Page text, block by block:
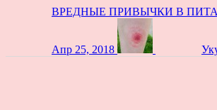
ВРЕДНЫЕ ПРИВЫЧКИ В
Апр 25, 2018